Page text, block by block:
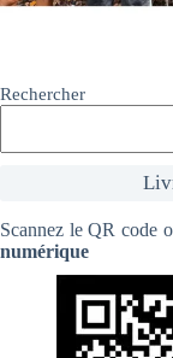
Rechercher
Scannez le QR code
numérique